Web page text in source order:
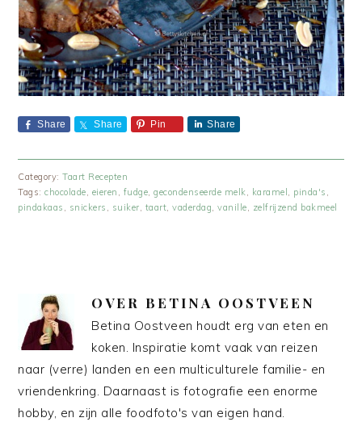
Share Share Pin Share
Category:Taart Recepten
Tags:chocolade, eieren , fudge,gecondenseerde melk, karamel , pinda's ,
pindakaas , snickers , suiker, taart,vaderdag,vanille, zelfrijzend bakmeel
OVER BETINA OOSTVEEN
Betina Oostveen houdt erg van eten en
koken. Inspiratie komt vaak van reizen
naar (verre) landen en een multiculturele familie- en
vriendenkring. Daarnaast is fotografie een enorme
hobby, en zijn alle foodfoto's van eigen hand.